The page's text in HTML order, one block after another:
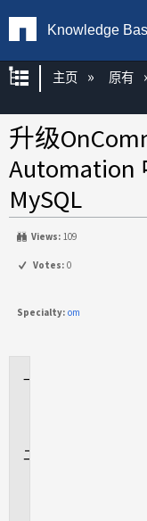
Knowledge
扩展/隐缩全
主页 原有
升级
Automation
MySQL
Views: 109
Votes: 0
Specialty: om